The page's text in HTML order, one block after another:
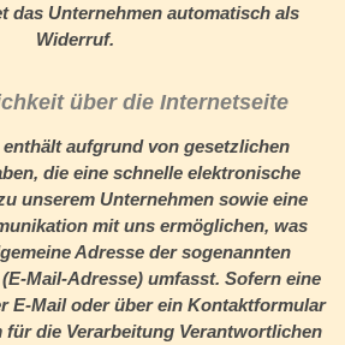
das Unternehmen automatisch als
Widerruf.
über die Internetseite
aufgrund von gesetzlichen
die eine schnelle elektronische
unserem Unternehmen sowie eine
mit uns ermöglichen, was
Adresse der sogenannten
Mail-Adresse) umfasst. Sofern eine
E-Mail oder über ein Kontaktformular
für die Verarbeitung Verantwortlichen